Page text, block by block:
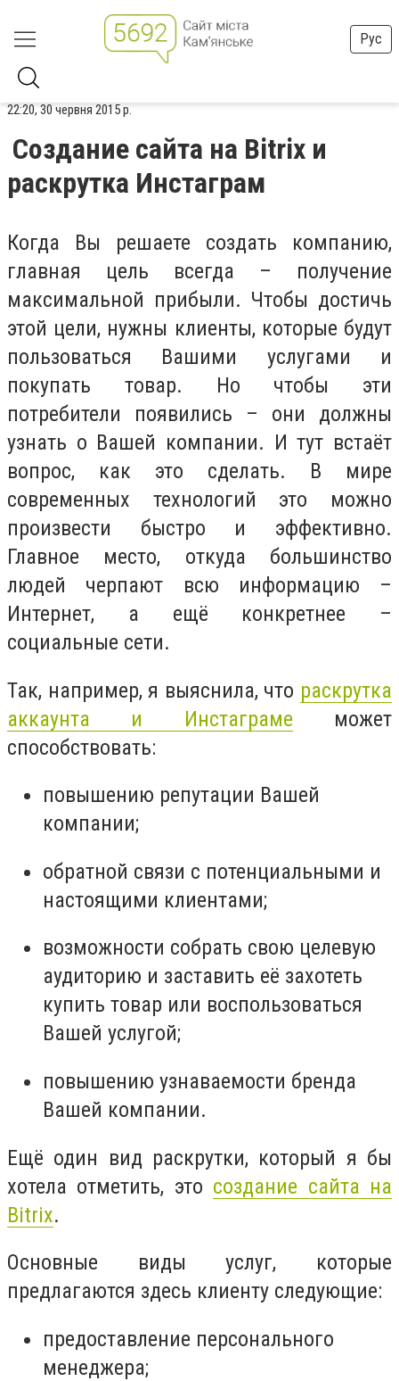
Рус
22:20, 30 червня 2015 р.
Создание сайта на Bitrix и
раскрутка Инстаграм
Когда Вы решаете создать компанию,
главная цель всегда – получение
максимальной прибыли. Чтобы достичь
этой цели, нужны клиенты, которые будут
пользоваться Вашими услугами и
покупать товар. Но чтобы эти
потребители появились – они должны
узнать о Вашей компании. И тут встаёт
вопрос, как это сделать. В мире
современных технологий это можно
произвести быстро и эффективно.
Главное место, откуда большинство
людей черпают всю информацию –
Интернет, а ещё конкретнее –
социальные сети.
Так, например, я выяснила, что раскрутка
аккаунта и Инстаграме может
способствовать:
повышению репутации Вашей
компании;
обратной связи с потенциальными и
настоящими клиентами;
возможности собрать свою целевую
аудиторию и заставить её захотеть
купить товар или воспользоваться
Вашей услугой;
повышению узнаваемости бренда
Вашей компании.
Ещё один вид раскрутки, который я бы
хотела отметить, это создание сайта на
Bitrix.
Основные виды услуг, которые
предлагаются здесь клиенту следующие:
предоставление персонального
менеджера;